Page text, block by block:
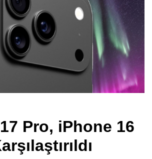
Pro, iPhone 16